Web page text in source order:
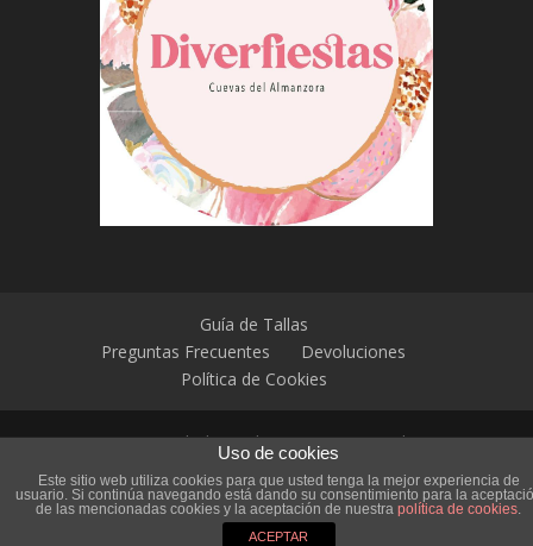
Guía de Tallas
Preguntas Frecuentes
Devoluciones
Política de Cookies
Sitio web diseñado porHostDown|
2026 ©
Uso de cookies
Este sitio web utiliza cookies para que usted tenga la mejor experiencia de
usuario. Si continúa navegando está dando su consentimiento para la
de las mencionadas cookies y la aceptación de nuestra política de cookies.
ACEPTAR